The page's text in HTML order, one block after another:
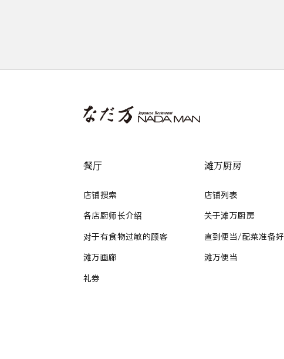
餐厅
店铺搜索
各店厨师长介绍
对于有食物过敏的顾客
滩万画廊
礼券
滩万厨房
店铺列表
关于滩万厨房
直到便当/配菜准备好
滩万便当